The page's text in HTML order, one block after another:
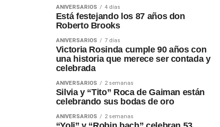
ANIVERSARIOS 4 días
Está festejando los 87 años don
Roberto Brooks
ANIVERSARIOS 7 días
Victoria Rosinda cumple 90 años con
una historia que merece ser contada y
celebrada
ANIVERSARIOS 2 semanas
Silvia y “Tito” Roca de Gaiman están
celebrando sus bodas de oro
ANIVERSARIOS 2 semanas